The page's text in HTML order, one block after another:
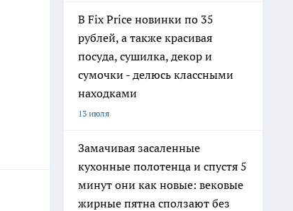
В Fix Price новинки по 35
рублей, а также красивая
посуда, сушилка, декор и
сумочки - делюсь классными
находками
13 июля
Замачивая засаленные
кухонные полотенца и спустя 5
минут они как новые: вековые
жирные пятна сползают без